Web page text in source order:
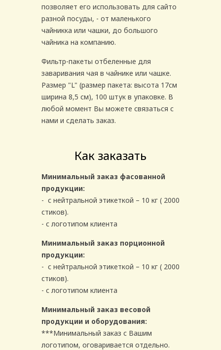
позволяет его использовать для сайто
разной посуды, - от маленького
чайникка или чашки, до большого
чайника на компанию.
Фильтр-пакеты отбеленные для
заваривания чая в чайнике или чашке.
Размер "L" (размер пакета: высота 17см
ширина 8,5 см), 100 штук в упаковке. В
любой момент Вы можете связаться с
нами и сделать заказ.
Как заказать
Минимальный заказ фасованной
продукции:
- с нейтральной этикеткой – 10 кг ( 2000
стиков).
- с логотипом клиента
Минимальный заказ порционной
продукции:
- с нейтральной этикеткой – 10 кг ( 2000
стиков).
- с логотипом клиента
Минимальный заказ весовой
продукции и оборудования:
***Минимальный заказ с Вашим
логотипом, оговаривается отдельно.